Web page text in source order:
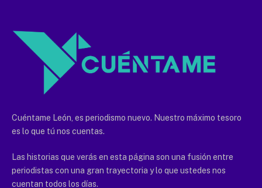
Cuéntame León, es periodismo nuevo. Nuestro máximo tesoro
es lo que tú nos cuentas.
Las historias que verás en esta página son una fusión entre
periodistas con una gran trayectoria y lo que ustedes nos
cuentan todos los días.